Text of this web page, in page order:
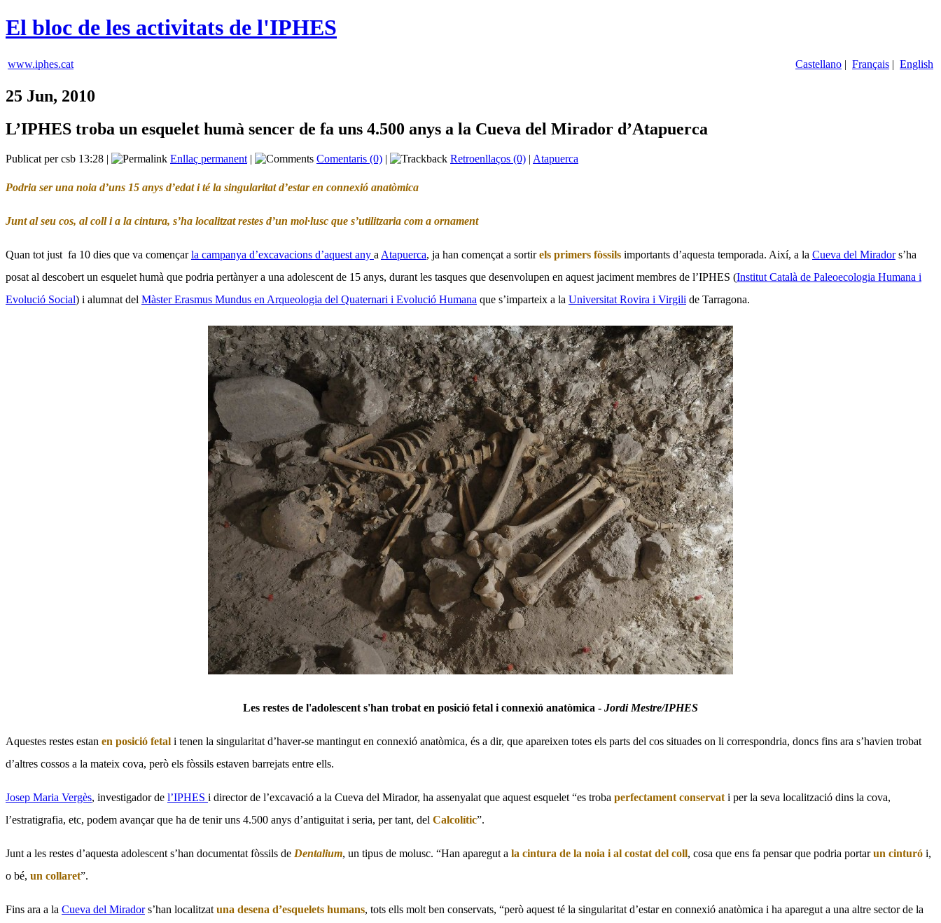
El bloc de les activitats de l'IPHES
www.iphes.cat Castellano | Français | English
25 Jun, 2010
L’IPHES troba un esquelet humà sencer de fa uns 4.500 anys a la Cueva del Mirador d’Atapuerca
Publicat per csb 13:28 | Enllaç permanent | Comentaris (0) | Retroenllaços (0) | Atapuerca
Podria ser una noia d’uns 15 anys d’edat i té la singularitat d’estar en connexió anatòmica
Junt al seu cos, al coll i a la cintura, s’ha localitzat restes d’un mol·lusc que s’utilitzaria com a ornament
Quan tot just fa 10 dies que va començarla campanya d’excavacions d’aquest any a Atapuerca, ja han començat a sortirels primers fòssils importants d’aquesta temporada. Així, a la Cueva del Miradors’ha
posat al descobert un esquelet humà que podria pertànyer a una adolescent de 15 anys, durant les tasques que desenvolupen en aquest jaciment membres de l’IPHES (Institut Català de Paleoecologia Humana i
Evolució Social) i alumnat del Màster Erasmus Mundus en Arqueologia del Quaternari i Evolució Humana que s’imparteix a la Universitat Rovira i Virgili de Tarragona.
Les restes de l'adolescent s'han trobat en posició fetal i connexió anatòmica - Jordi Mestre/IPHES
Aquestes restes estan en posició fetal i tenen la singularitat d’haver-se mantingut en connexió anatòmica, és a dir, que apareixen totes els parts del cos situades on li correspondria, doncs fins ara s’havien trobat
d’altres cossos a la mateix cova, però els fòssils estaven barrejats entre ells.
Josep Maria Vergès, investigador de l’IPHES i director de l’excavació a la Cueva del Mirador, ha assenyalat que aquest esquelet “es troba perfectament conservat i per la seva localització dins la cova,
l’estratigrafia, etc, podem avançar que ha de tenir uns 4.500 anys d’antiguitat i seria, per tant, del Calcolític”.
Junt a les restes d’aquesta adolescent s’han documentat fòssils de Dentalium, un tipus de molusc. “Han aparegut a la cintura de la noia i al costat del coll, cosa que ens fa pensar que podria portarun cinturó i,
o bé, un collaret”.
Fins ara a la Cueva del Miradors’han localitzat una desena d’esquelets humans, tots ells molt ben conservats, “però aquest té la singularitat d’estar en connexió anatòmica i ha aparegut a una altre sector de la